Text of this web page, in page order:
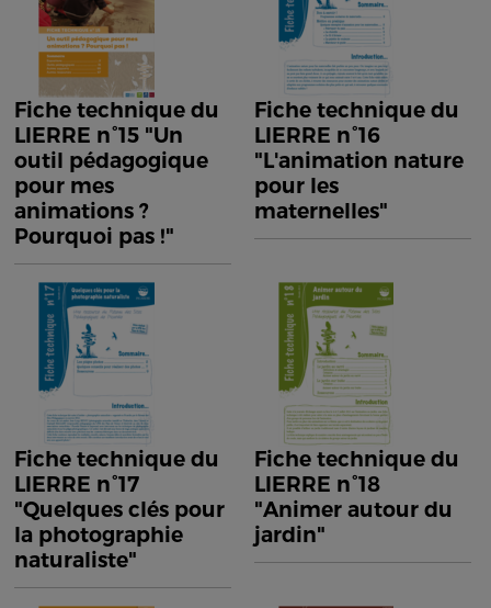
Fiche technique du
LIERRE n°15 "Un
outil pédagogique
pour mes
animations ?
Pourquoi pas !"
Fiche technique du
LIERRE n°16
"L'animation nature
pour les
maternelles"
Fiche technique du
LIERRE n°17
"Quelques clés pour
la photographie
naturaliste"
Fiche technique du
LIERRE n°18
"Animer autour du
jardin"